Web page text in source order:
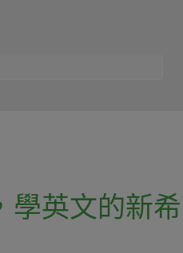
學英文的新